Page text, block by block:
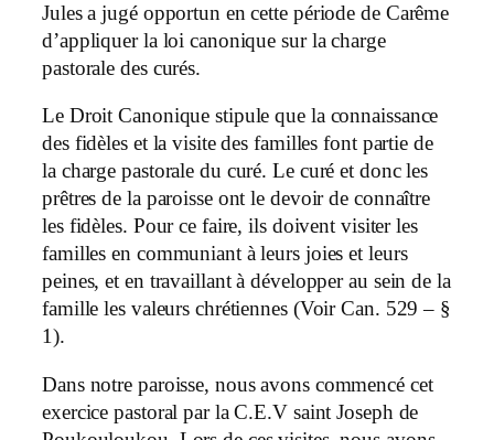
Jules a jugé opportun en cette période de Carême
d’appliquer la loi canonique sur la charge
pastorale des curés.
Le Droit Canonique stipule que la connaissance
des fidèles et la visite des familles font partie de
la charge pastorale du curé. Le curé et donc les
prêtres de la paroisse ont le devoir de connaître
les fidèles. Pour ce faire, ils doivent visiter les
familles en communiant à leurs joies et leurs
peines, et en travaillant à développer au sein de la
famille les valeurs chrétiennes (Voir Can. 529 – §
1).
Dans notre paroisse, nous avons commencé cet
exercice pastoral par la C.E.V saint Joseph de